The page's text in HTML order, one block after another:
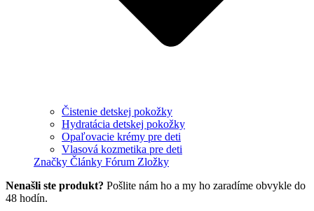
Čistenie detskej pokožky
Hydratácia detskej pokožky
Opaľovacie krémy pre deti
Vlasová kozmetika pre deti
Značky Články Fórum Zložky
Nenašli ste produkt? Pošlite nám ho a my ho zaradíme obvykle do
48 hodín.